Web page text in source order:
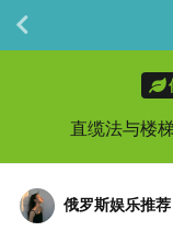
直缆法与楼
俄罗斯娱乐推荐